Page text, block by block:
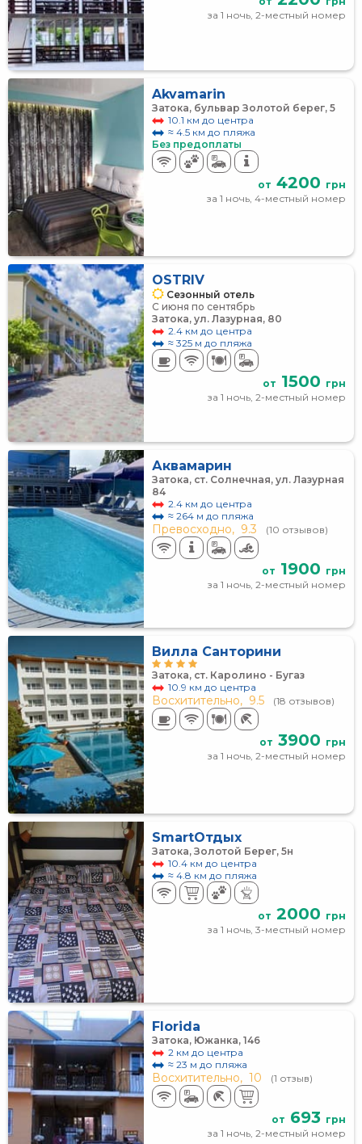
за 1 ночь, 2-местный номер
Akvamarin
Затока, бульвар Золотой берег, 5
10.1 км до центра
≈ 4.5 км до пляжа
Без предоплаты
от 4200 грн
за 1 ночь, 4-местный номер
OSTRIV
Сезонный отель
С июня по сентябрь
Затока, ул. Лазурная, 80
2.4 км до центра
≈ 325 м до пляжа
от 1500 грн
за 1 ночь, 2-местный номер
Аквамарин
Затока, ст. Солнечная, ул. Лазурная
84
2.4 км до центра
≈ 264 м до пляжа
Превосходно, 9.3 (10 отзывов)
от 1900 грн
за 1 ночь, 2-местный номер
Вилла Санторини
Затока, ст. Каролино - Бугаз
10.9 км до центра
Восхитительно, 9.5 (18 отзывов)
от 3900 грн
за 1 ночь, 2-местный номер
SmartОтдых
Затока, Золотой Берег, 5н
10.4 км до центра
≈ 4.8 км до пляжа
от 2000 грн
за 1 ночь, 3-местный номер
Florida
Затока, Южанка, 146
2 км до центра
≈ 23 м до пляжа
Восхитительно, 10 (1 отзыв)
от 693 грн
за 1 ночь, 2-местный номер